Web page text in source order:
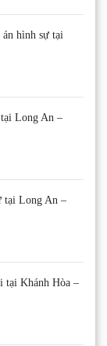
hình sự tại
Long An –
tại Long An –
tại Khánh Hòa –